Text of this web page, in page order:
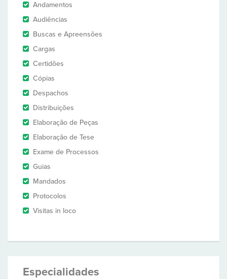
Andamentos
Audiências
Buscas e Apreensões
Cargas
Certidões
Cópias
Despachos
Distribuições
Elaboração de Peças
Elaboração de Tese
Exame de Processos
Guias
Mandados
Protocolos
Visitas in loco
Especialidades